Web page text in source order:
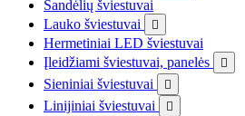
Sandėlių šviestuvai
Lauko šviestuvai

Hermetiniai LED šviestuvai
Įleidžiami šviestuvai, panelės

Sieniniai šviestuvai 
Linijiniai šviestuvai 